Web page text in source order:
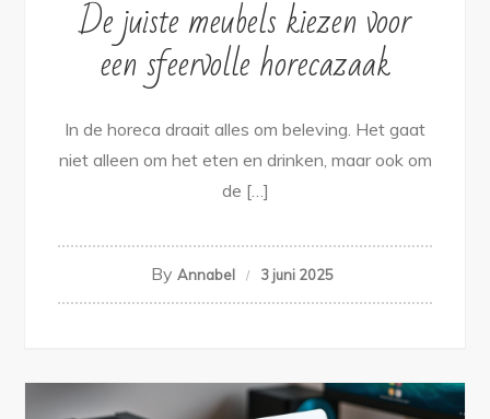
De juiste meubels kiezen voor
een sfeervolle horecazaak
In de horeca draait alles om beleving. Het gaat
niet alleen om het eten en drinken, maar ook om
de […]
By Annabel 3 juni 2025